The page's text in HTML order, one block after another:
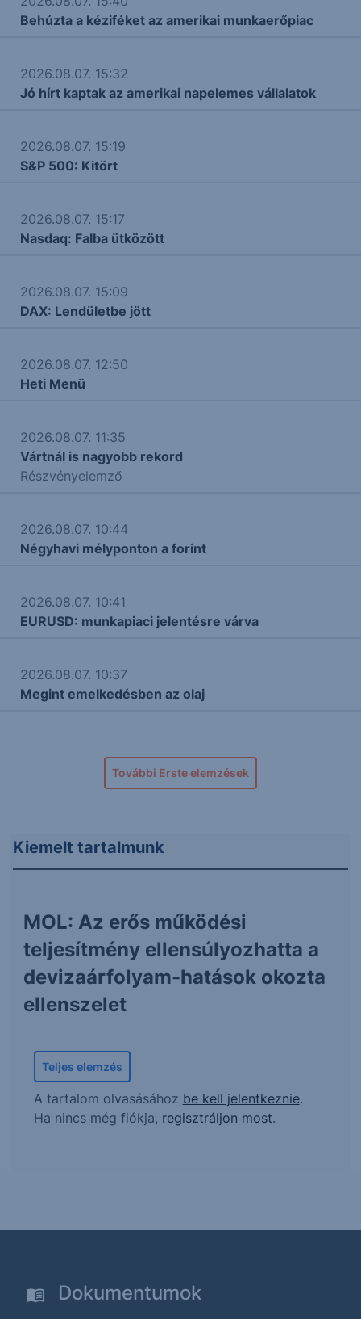
Behúzta a kéziféket az amerikai munkaerőpiac
2026.08.07. 15:32
Jó hírt kaptak az amerikai napelemes vállalatok
2026.08.07. 15:19
S&P 500: Kitört
2026.08.07. 15:17
Nasdaq: Falba ütközött
2026.08.07. 15:09
DAX: Lendületbe jött
2026.08.07. 12:50
Heti Menü
2026.08.07. 11:35
Vártnál is nagyobb rekord
Részvényelemző
2026.08.07. 10:44
Négyhavi mélyponton a forint
2026.08.07. 10:41
EURUSD: munkapiaci jelentésre várva
2026.08.07. 10:37
Megint emelkedésben az olaj
További Erste elemzések
Kiemelt tartalmunk
MOL: Az erős működési
teljesítmény ellensúlyozhatta a
devizaárfolyam-hatások okozta
ellenszelet
Teljes elemzés
A tartalom olvasásához be kell jelentkeznie.
Ha nincs még fiókja, regisztráljon most.
Dokumentumok